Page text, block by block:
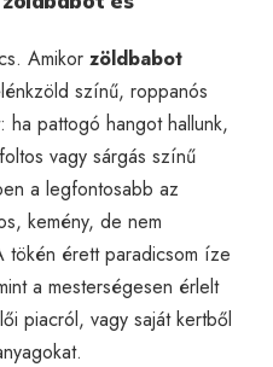
Amikor zöldbabot
színű, roppanós
ha pattogó hangot hallunk,
vagy sárgás színű
a legfontosabb az
kemény, de nem
tökén érett paradicsom íze
a mesterségesen érlelt
piacról, vagy saját kertből